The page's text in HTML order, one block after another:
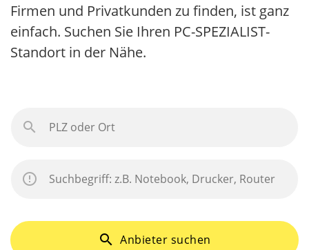
Firmen und Privatkunden zu finden, ist ganz
einfach. Suchen Sie Ihren PC-SPEZIALIST-
Standort in der Nähe.
search Anbieter suchen